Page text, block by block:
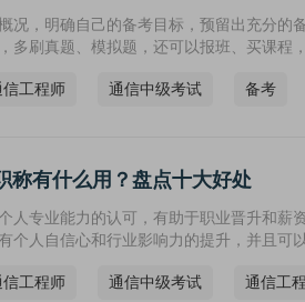
况，明确自己的备考目标，预留出充分
多刷真题、模拟题，还可以报班、买课程
信工程师 通信中级考试 备考
称有什么用？盘点十大好处
人专业能力的认可，有助于职业晋升和
个人自信心和行业影响力的提升，并且可
信工程师 通信中级考试 通信工